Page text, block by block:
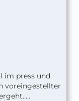
im press und
voreingestellter